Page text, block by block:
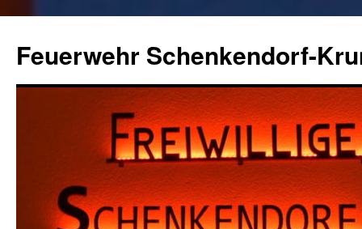
springen
Feuerwehr Schenkendorf-